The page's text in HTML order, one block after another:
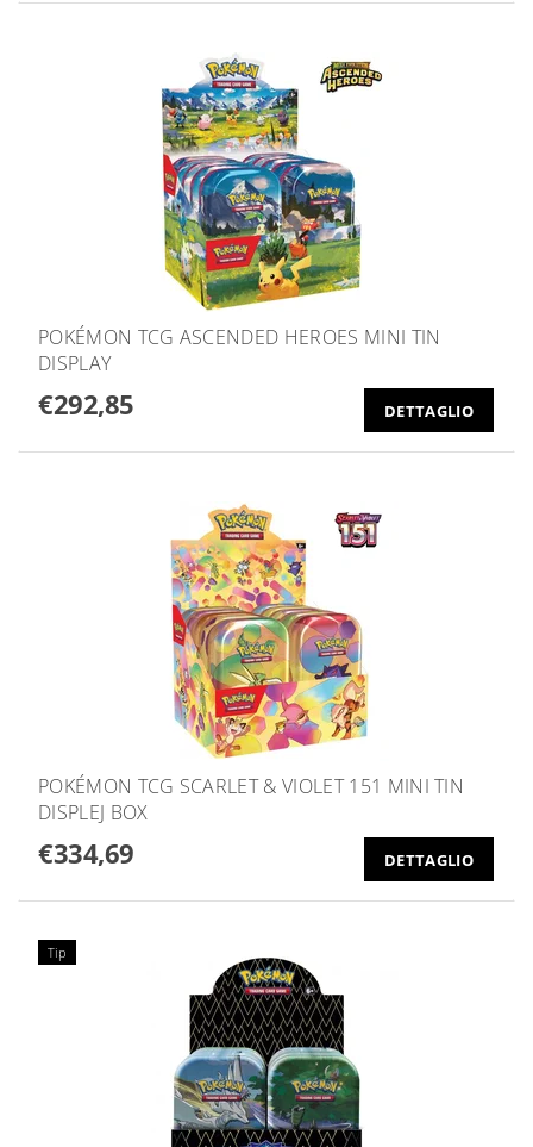
POKÉMON TCG ASCENDED HEROES MINI TIN
DISPLAY
€292,85 DETTAGLIO
POKÉMON TCG SCARLET & VIOLET 151 MINI TIN
DISPLEJ BOX
€334,69 DETTAGLIO
Tip